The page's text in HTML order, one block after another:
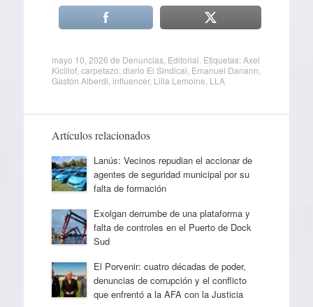
mayo 10, 2026 de Denuncias, Editorial . Etiquetas:Axel
Kicillof, carpetazo diario El Sindical Emanuel Danann
Gastón Alberdi influencer, Lilia Lemoine LLA
Artículos relacionados
Lanús: Vecinos repudian el accionar de
agentes de seguridad municipal por su
falta de formación
Exolgan derrumbe de una plataforma y
falta de controles en el Puerto de Dock
Sud
El Porvenir: cuatro décadas de poder,
denuncias de corrupción y el conflicto
que enfrentó a la AFA con la Justicia